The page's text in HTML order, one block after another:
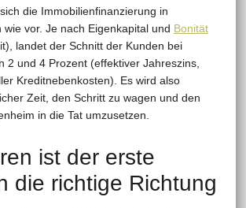
die Immobilienfinanzierung in
wie vor. Je nach Eigenkapital und Bonität
landet der Schnitt der Kunden bei
2 und 4 Prozent (effektiver Jahreszins,
Kreditnebenkosten). Es wird also
Zeit, den Schritt zu wagen und den
in die Tat umzusetzen.
ist der erste
die richtige Richtung